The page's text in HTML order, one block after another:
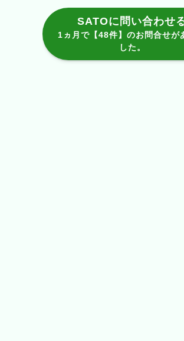
SATOに問い合わせ
1ヵ月で【48件】のお問合せが
した。